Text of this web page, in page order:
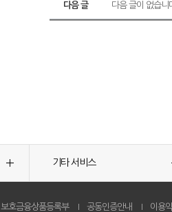
다음 글 다음 글이 없습니
기타 서비스
보호금융상품등록부 공동인증안내 이용